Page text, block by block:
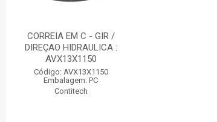
CORREIA EM C - GIR /
DIREÇAO HIDRAULICA :
AVX13X1150
Código: AVX13X1150
Embalagem: PC
Contitech